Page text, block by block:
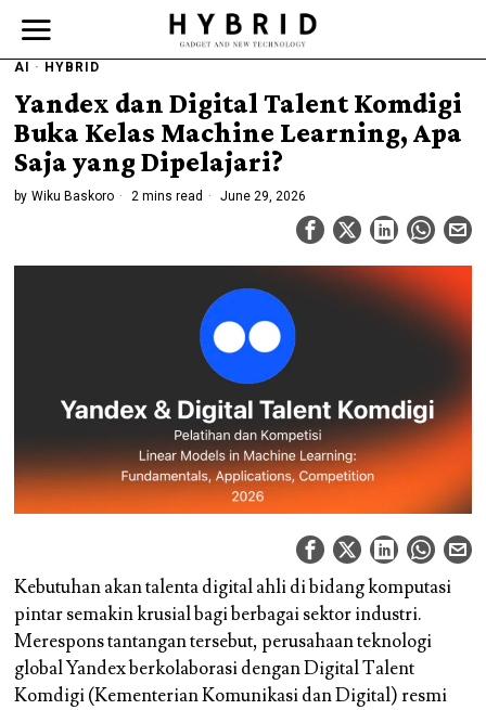
AI · HYBRID
Yandex dan Digital Talent Komdigi
Buka Kelas Machine Learning, Apa
Saja yang Dipelajari?
by Wiku Baskoro 2 mins read June 29, 2026
Kebutuhan akan talenta digital ahli di bidang komputasi
pintar semakin krusial bagi berbagai sektor industri.
Merespons tantangan tersebut, perusahaan teknologi
global Yandex berkolaborasi dengan Digital Talent
Komdigi (Kementerian Komunikasi dan Digital) resmi